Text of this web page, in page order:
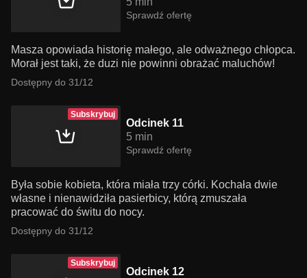
Sprawdź ofertę
Masza opowiada historię małego, ale odważnego chłopca.
Morał jest taki, że duzi nie powinni obrażać maluchów!
Dostępny do 31/12
Subskrybuj
Odcinek 11
5 min
Sprawdź ofertę
Była sobie kobieta, która miała trzy córki. Kochała dwie
własne i nienawidziła pasierbicy, którą zmuszała
pracować do świtu do nocy.
Dostępny do 31/12
Subskrybuj
Odcinek 12